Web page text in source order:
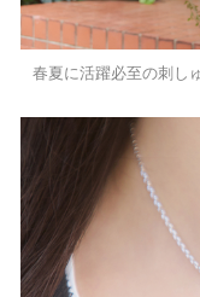
春夏に活躍必至の刺し